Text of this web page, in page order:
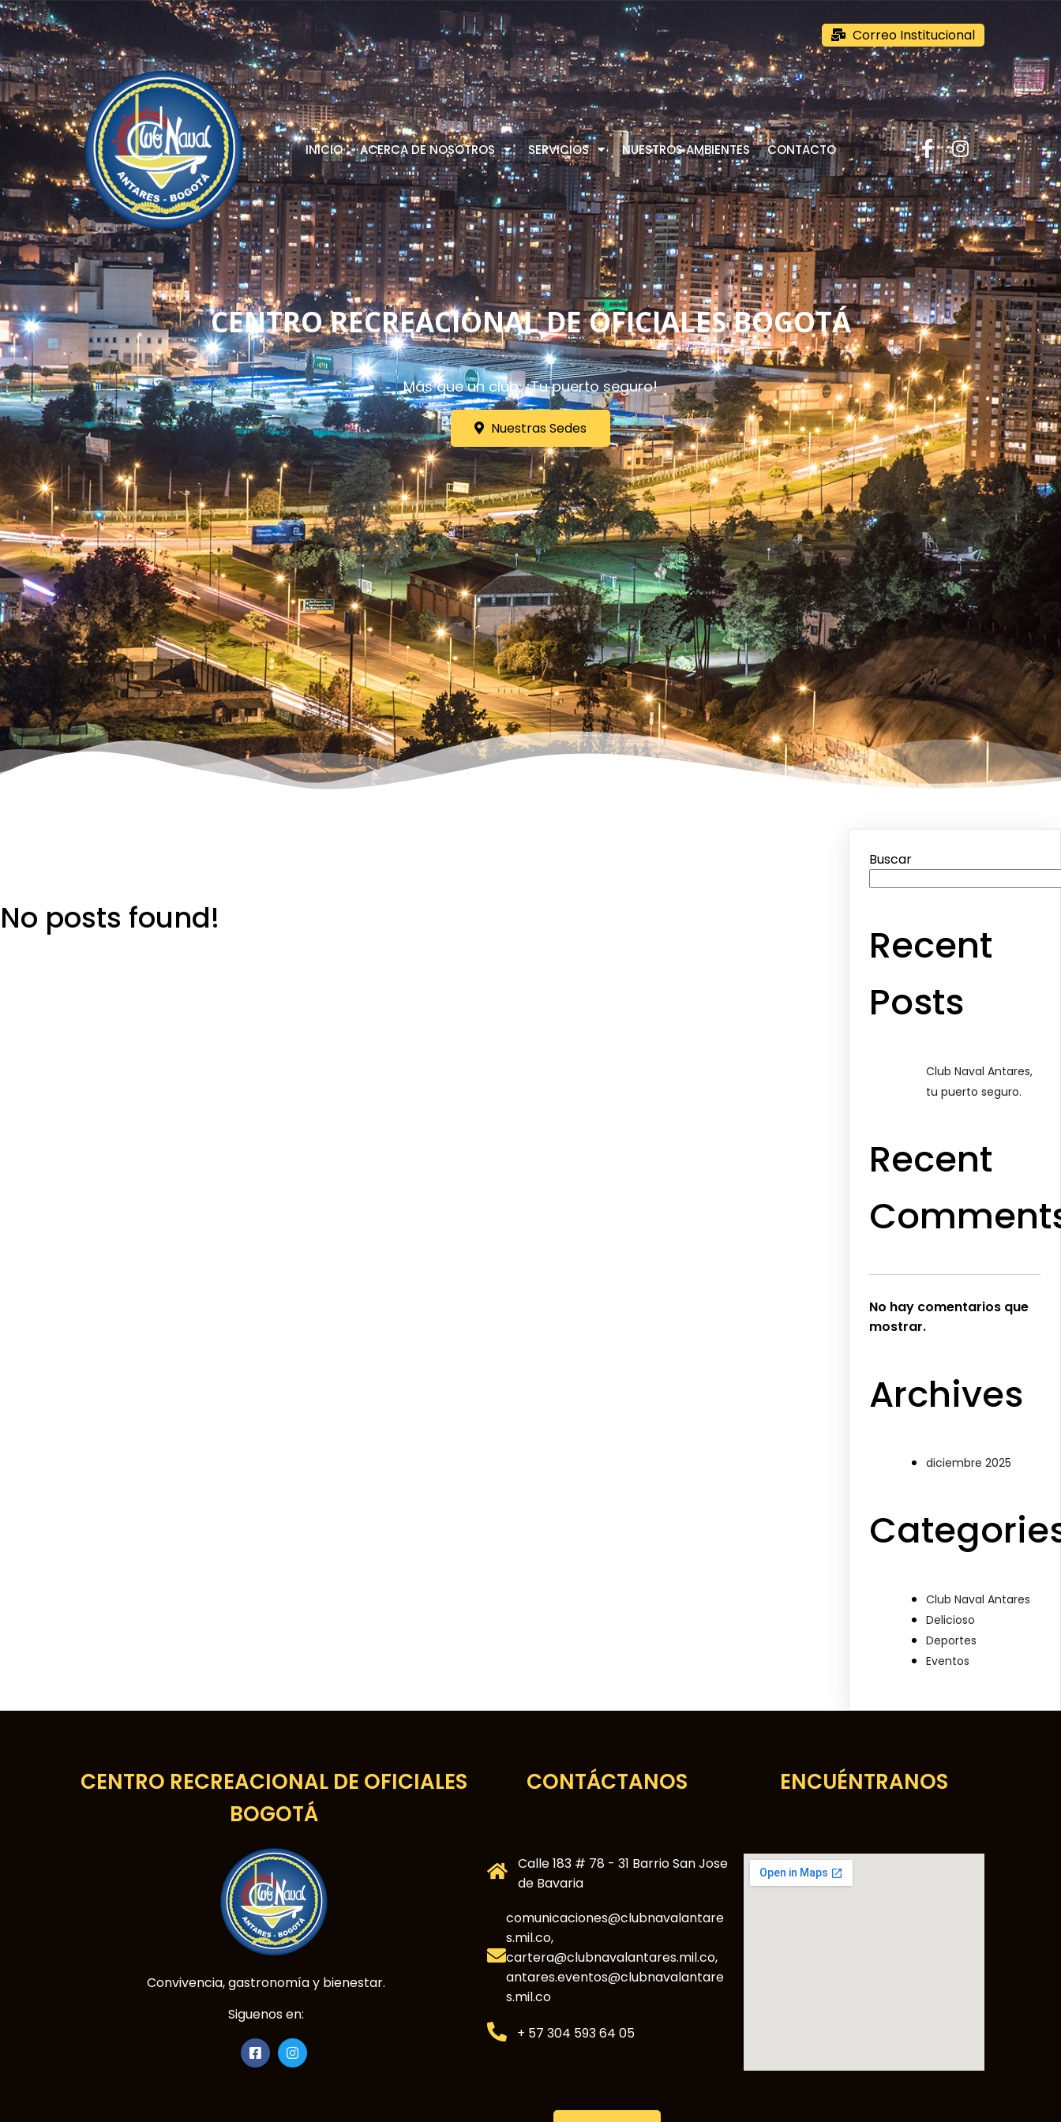
Correo Institucional
INICIO ACERCA DE NOSOTROS SERVICIOS NUESTROS AMBIENTES CONTACTO
CENTRO RECREACIONAL DE OFICIALES BOGOTÁ
Más que un club, ¡Tu puerto seguro!
Nuestras Sedes
No posts found!
Buscar
Recent
Posts
Club Naval Antares,
tu puerto seguro.
Recent
No hay comentarios que
mostrar.
Archives
diciembre 2025
Club Naval Antares
Delicioso
Deportes
Eventos
CENTRO RECREACIONAL DE OFICIALES
BOGOTÁ
Convivencia, gastronomía y bienestar.
Siguenos en:
CONTÁCTANOS
Calle 183 # 78 - 31 Barrio San Jose
de Bavaria
comunicaciones@clubnavalantare
s.mil.co,
cartera@clubnavalantares.mil.co,
antares.eventos@clubnavalantare
s.mil.co
+ 57 304 593 64 05
ENCUÉNTRANOS